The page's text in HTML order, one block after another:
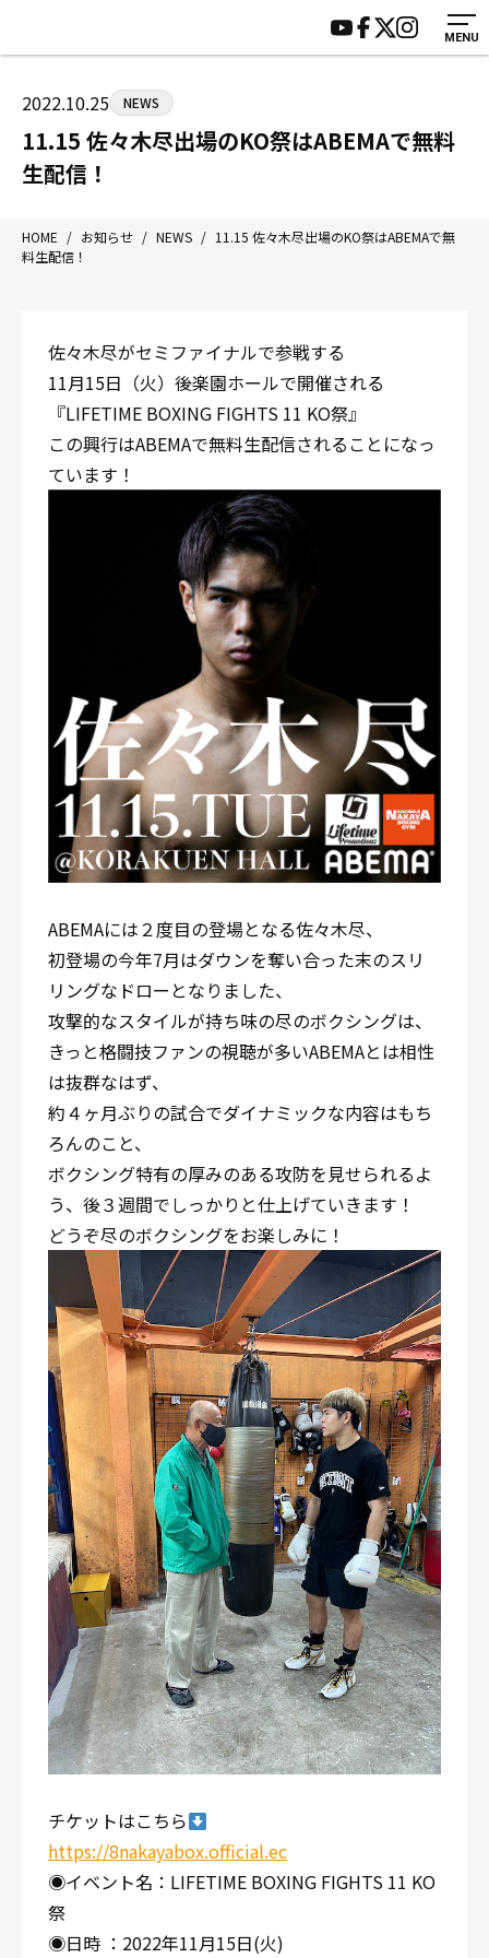
MENU
〒192-0072 東京都八王子市南町3-8 第2原嶋ビル1F
Tel/Fax：042-622-7222
営業時間：月〜土 14:00〜22:00 / 日・祝 14:00〜19:00
HOME
ジムについて
トレーニング
アマ・スパー各大会・キッズ
入会案内
施設紹介
会員様の声
サポーター募集
2022.10.25 NEWS
11.15 佐々木尽出場のKO祭はABEMAで無料
生配信！
HOME / お知らせ / NEWS / 11.15 佐々木尽出場のKO祭はABEMAで無
料生配信！
佐々木尽がセミファイナルで参戦する
11月15日（火）後楽園ホールで開催される
『LIFETIME BOXING FIGHTS 11 KO祭』
この興行はABEMAで無料生配信されることになっ
ています！
ABEMAには２度目の登場となる佐々木尽、
初登場の今年7月はダウンを奪い合った末のスリ
リングなドローとなりました、
攻撃的なスタイルが持ち味の尽のボクシングは、
きっと格闘技ファンの視聴が多いABEMAとは相性
は抜群なはず、
約４ヶ月ぶりの試合でダイナミックな内容はもち
ろんのこと、
ボクシング特有の厚みのある攻防を見せられるよ
う、後３週間でしっかりと仕上げていきます！
どうぞ尽のボクシングをお楽しみに！
チケットはこちら
https://8nakayabox.official.ec
◉イベント名：LIFETIME BOXING FIGHTS 11 KO
祭
◉日時 ：2022年11月15日(火)